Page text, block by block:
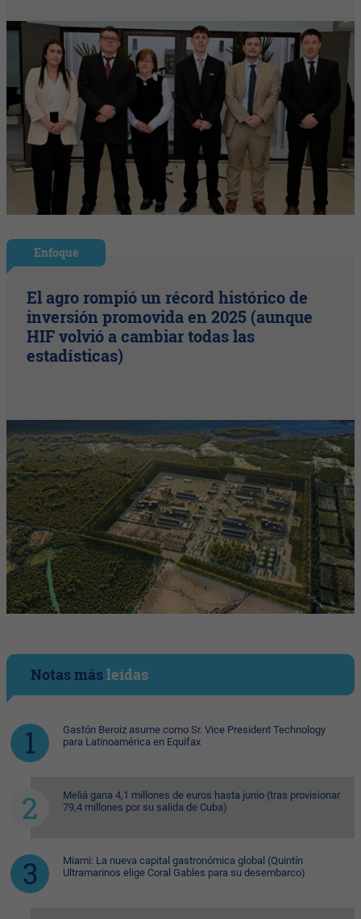
Enfoque
El agro rompió un récord histórico de
inversión promovida en 2025 (aunque
HIF volvió a cambiar todas las
estadísticas)
Notas másleídas
Gastón Beroiz asume como Sr. Vice President Technology
para Latinoamérica en Equifax
Meliá gana 4,1 millones de euros hasta junio (tras provisionar
79,4 millones por su salida de Cuba)
Miami: La nueva capital gastronómica global (Quintín
Ultramarinos elige Coral Gables para su desembarco)